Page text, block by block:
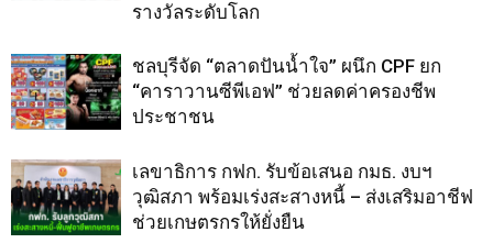
รางวัลระดับโลก
ชลบุรีจัด “ตลาดปันน้ำใจ” ผนึก CPF ยก
“คาราวานซีพีเอฟ” ช่วยลดค่าครองชีพ
ประชาชน
เลขาธิการ กฟก. รับข้อเสนอ กมธ. งบฯ
วุฒิสภา พร้อมเร่งสะสางหนี้ – ส่งเสริมอาชีฟ
ช่วยเกษตรกรให้ยั่งยืน